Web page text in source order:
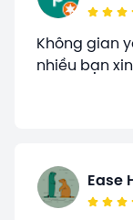
Không gian
nhiều bạn
Ease